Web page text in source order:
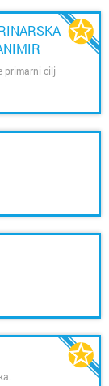
primarni cilj
Ambulanta
znanju i iskustvu.